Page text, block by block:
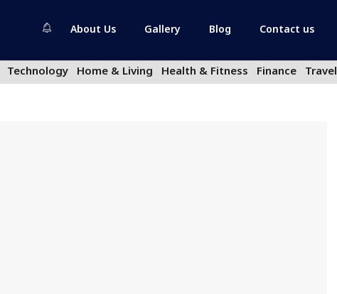
About Us Gallery Blog Contact us
Technology Home & Living Health & Fitness Finance Travel